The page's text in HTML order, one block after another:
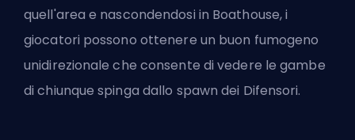
quell'area e nascondendosi in Boathouse, i
giocatori possono ottenere un buon fumogeno
unidirezionale che consente di vedere le gambe
di chiunque spinga dallo spawn dei Difensori.